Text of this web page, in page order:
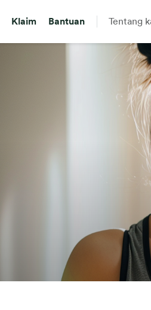
Klaim Bantuan Tentang